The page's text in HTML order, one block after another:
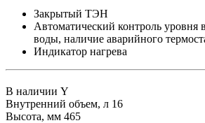
Закрытый ТЭН
Автоматический контроль уровня
воды, наличие аварийного
Индикатор нагрева
В наличии Y
Внутренний объем, л 16
Высота, мм 465